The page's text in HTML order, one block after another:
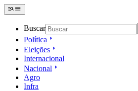
Buscar
Política
Eleições
Internacional
Nacional
Agro
Infra